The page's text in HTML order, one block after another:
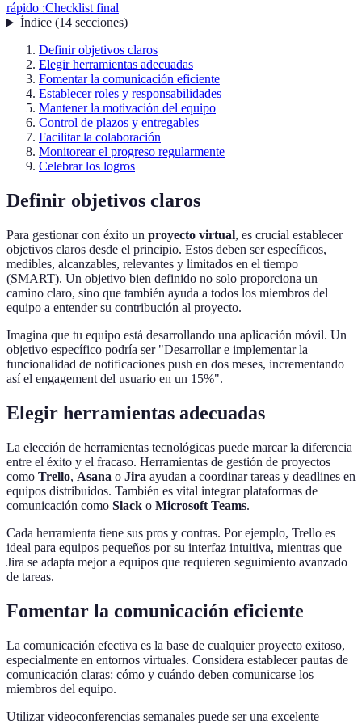
rápido :Checklist final
Índice(14 secciones)
Definir objetivos claros
Elegir herramientas adecuadas
Fomentar la comunicación eficiente
Establecer roles y responsabilidades
Mantener la motivación del equipo
Control de plazos y entregables
Facilitar la colaboración
Monitorear el progreso regularmente
Celebrar los logros
Definir objetivos claros
Para gestionar con éxito un proyecto virtual, es crucial establecer
objetivos claros desde el principio. Estos deben ser específicos,
medibles, alcanzables, relevantes y limitados en el tiempo
(SMART). Un objetivo bien definido no solo proporciona un
camino claro, sino que también ayuda a todos los miembros del
equipo a entender su contribución al proyecto.
Imagina que tu equipo está desarrollando una aplicación móvil. Un
objetivo específico podría ser "Desarrollar e implementar la
funcionalidad de notificaciones push en dos meses, incrementando
así el engagement del usuario en un 15%".
Elegir herramientas adecuadas
La elección de herramientas tecnológicas puede marcar la diferencia
entre el éxito y el fracaso. Herramientas de gestión de proyectos
como Trello, Asana o Jira ayudan a coordinar tareas y deadlines en
equipos distribuidos. También es vital integrar plataformas de
comunicación como Slack o Microsoft Teams.
Cada herramienta tiene sus pros y contras. Por ejemplo, Trello es
ideal para equipos pequeños por su interfaz intuitiva, mientras que
Jira se adapta mejor a equipos que requieren seguimiento avanzado
de tareas.
Fomentar la comunicación eficiente
La comunicación efectiva es la base de cualquier proyecto exitoso,
especialmente en entornos virtuales. Considera establecer pautas de
comunicación claras: cómo y cuándo deben comunicarse los
miembros del equipo.
Utilizar videoconferencias semanales puede ser una excelente